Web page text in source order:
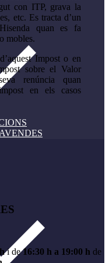
con ITP, grava la
etc. Es tracta d’un
quan es fa
mobles.
Impost o en
sobre el Valor
renúncia quan
en els casos
i de16:30 h a 19:00 h de